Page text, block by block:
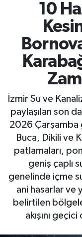
10
İzmir Su ve
paylaşılan son
2026 Çarşamba
Buca, Dikili ve
patlamaları,
geniş çaplı
genelinde içme
ani hasarlar ve
belirtilen
akışını